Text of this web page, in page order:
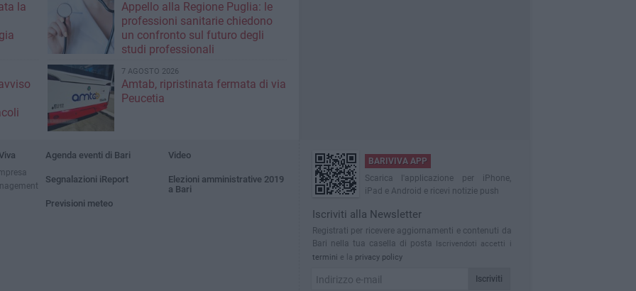
la
Appello alla Regione Puglia: le
professioni sanitarie chiedono
un confronto sul futuro degli
studi professionali
7 AGOSTO 2026
Amtab, ripristinata fermata di via
Peucetia
Agenda eventi di Bari
Segnalazioni iReport
Previsioni meteo
Video
Elezioni amministrative 2019
a Bari
BARIVIVA APP
Scarica l'applicazione per iPhone,
iPad e Android e ricevi notizie push
Iscriviti alla Newsletter
Registrati per ricevere aggiornamenti e contenuti da
Bari nella tua casella di posta Iscrivendoti accetti i
termini e la privacy policy
Iscriviti